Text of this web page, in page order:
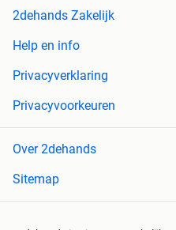
2dehands Zakelijk
Help en info
Privacyverklaring
Privacyvoorkeuren
Over 2dehands
Sitemap